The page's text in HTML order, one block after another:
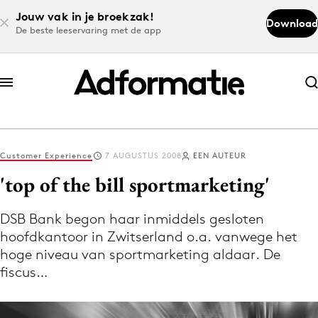
Jouw vak in je broekzak!
De beste leeservaring met de app
Download
Abonneer nu
Abonneer nu
Log in
Download de app
Volg het laatste nieuws via de Adformatie
Nieuws app
Customer Experience 7 AUGUSTUS 2008 EEN AUTEUR
'top of the bill sportmarketing'
DSB Bank begon haar inmiddels gesloten
hoofdkantoor in Zwitserland o.a. vanwege het
hoge niveau van sportmarketing aldaar. De
fiscus…